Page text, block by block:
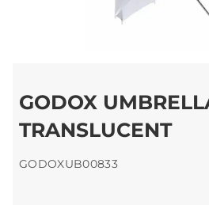
GODOX
TRANSLUCENT
GODOXUB00833